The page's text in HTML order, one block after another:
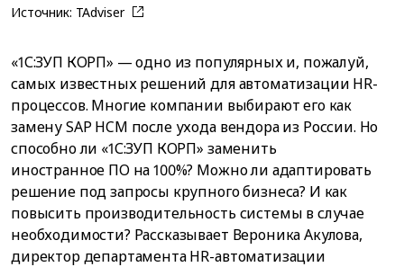
Источник: TAdviser
«1С:ЗУП КОРП» — одно из популярных и, пожалуй,
самых известных решений для автоматизации HR-
процессов. Многие компании выбирают его как
замену SAP HCM после ухода вендора из России. Но
способно ли «1С:ЗУП КОРП» заменить
иностранное ПО на 100%? Можно ли адаптировать
решение под запросы крупного бизнеса? И как
повысить производительность системы в случае
необходимости? Рассказывает Вероника Акулова,
директор департамента HR-автоматизации